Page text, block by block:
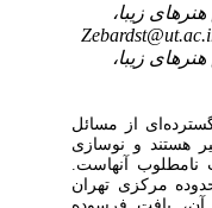
زیبا،
زیبا،
از مسائل
هستند و نوسازی
آنهاست.
مرکزی تهران